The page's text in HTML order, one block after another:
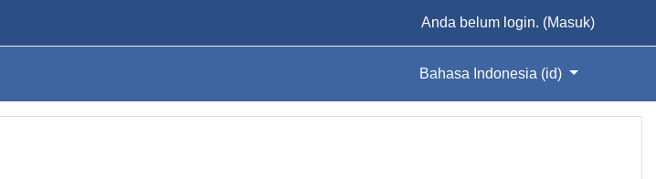
Anda belum login. (Masuk)
Bahasa Indonesia ‎(id)‎